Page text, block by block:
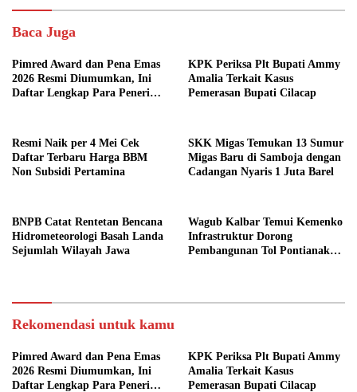
Baca Juga
Pimred Award dan Pena Emas
2026 Resmi Diumumkan, Ini
Daftar Lengkap Para Penerima
KPK Periksa Plt Bupati Ammy
Amalia Terkait Kasus
Pemerasan Bupati Cilacap
Resmi Naik per 4 Mei Cek
Daftar Terbaru Harga BBM
Non Subsidi Pertamina
SKK Migas Temukan 13 Sumur
Migas Baru di Samboja dengan
Cadangan Nyaris 1 Juta Barel
BNPB Catat Rentetan Bencana
Hidrometeorologi Basah Landa
Sejumlah Wilayah Jawa
Wagub Kalbar Temui Kemenko
Infrastruktur Dorong
Pembangunan Tol Pontianak
Rekomendasi untuk kamu
Pimred Award dan Pena Emas
2026 Resmi Diumumkan, Ini
Daftar Lengkap Para Penerima
KPK Periksa Plt Bupati Ammy
Amalia Terkait Kasus
Pemerasan Bupati Cilacap